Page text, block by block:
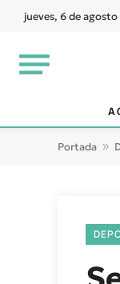
jueves, 6 de
Portada »